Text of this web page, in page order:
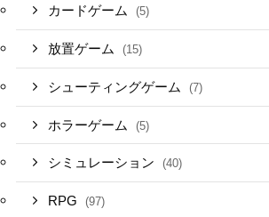
カードゲーム (5)
放置ゲーム (15)
シューティングゲーム (7)
ホラーゲーム (5)
シミュレーション (40)
RPG (97)